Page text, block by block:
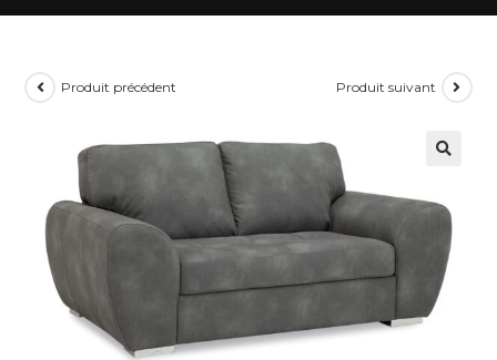
Produit précédent Produit suivant